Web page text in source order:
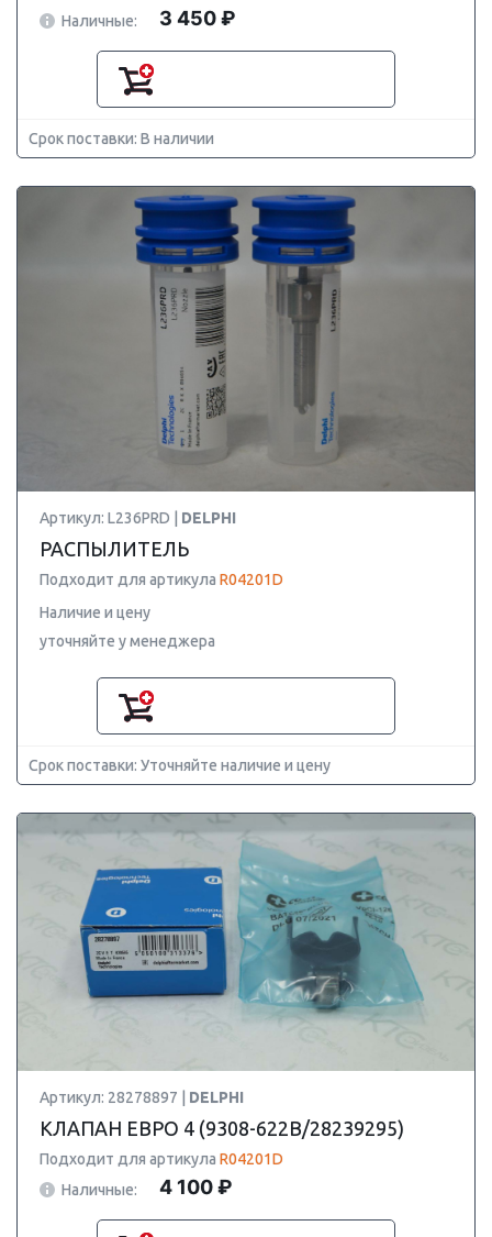
Наличные:
3 450 ₽
Срок поставки: В наличии
Артикул: L236PRD | DELPHI
РАСПЫЛИТЕЛЬ
Подходит для артикула R04201D
Наличие и цену
уточняйте у менеджера
Срок поставки: Уточняйте наличие и цену
Артикул: 28278897 | DELPHI
КЛАПАН ЕВРО 4 (9308-622B/28239295)
Подходит для артикула R04201D
Наличные:
4 100 ₽